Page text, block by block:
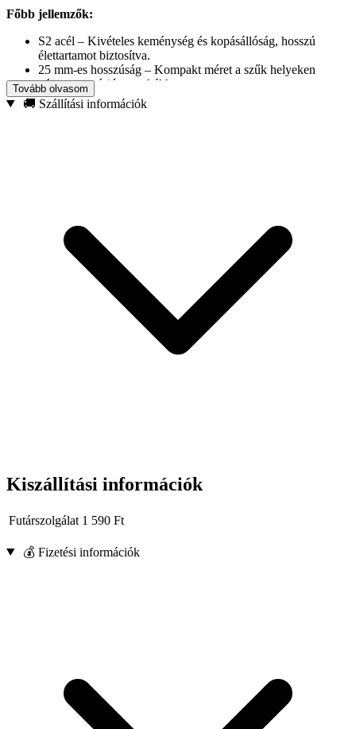
Főbb jellemzők:
S2 acél – Kivételes keménység és kopásállóság, hosszú
élettartamot biztosítva.
25 mm-es hosszúság – Kompakt méret a szűk helyeken
végzett precíziós munkákhoz.
Mágneses hegy – Biztonságosan tartja a csavarokat, így az
összeszerelés könnyebb és kényelmesebb.
Tovább olvasom
🚚 Szállítási információk
Kiszállítási információk
Futárszolgálat 1 590 Ft
💰 Fizetési információk